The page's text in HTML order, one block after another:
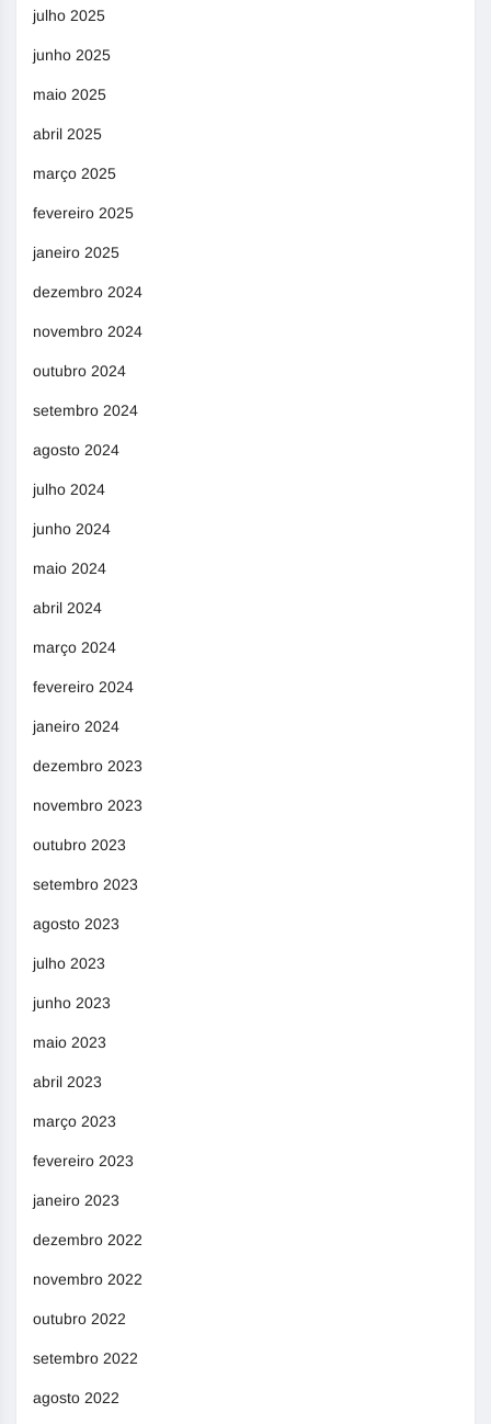
julho 2025
junho 2025
maio 2025
abril 2025
março 2025
fevereiro 2025
janeiro 2025
dezembro 2024
novembro 2024
outubro 2024
setembro 2024
agosto 2024
julho 2024
junho 2024
maio 2024
abril 2024
março 2024
fevereiro 2024
janeiro 2024
dezembro 2023
novembro 2023
outubro 2023
setembro 2023
agosto 2023
julho 2023
junho 2023
maio 2023
abril 2023
março 2023
fevereiro 2023
janeiro 2023
dezembro 2022
novembro 2022
outubro 2022
setembro 2022
agosto 2022